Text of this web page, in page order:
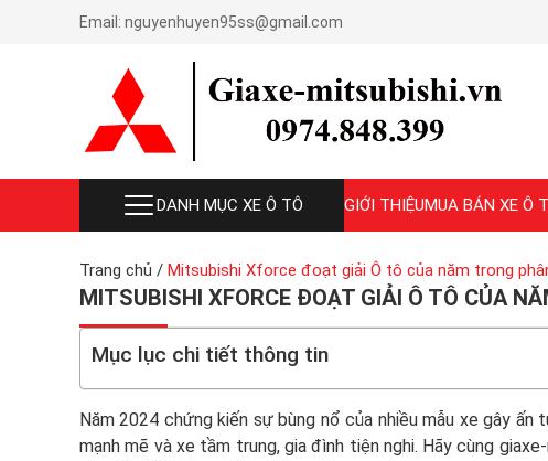
Email: nguyenhuyen95ss@gmail.com
DANH MỤC XE Ô TÔ GIỚI THIỆUMUA BÁN XE Ô
Trang chủ / Mitsubishi Xforce đoạt giải Ô tô của năm trong
MITSUBISHI XFORCE ĐOẠT GIẢI Ô TÔ CỦA
Mục lục chi tiết thông tin
Năm 2024 chứng kiến sự bùng nổ của nhiều mẫu xe gây
mạnh mẽ và xe tầm trung, gia đình tiện nghi. Hãy cùng